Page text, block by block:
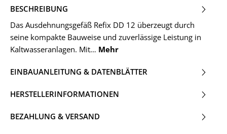
BESCHREIBUNG
Das Ausdehnungsgefäß Refix DD 12 überzeugt durch
seine kompakte Bauweise und zuverlässige Leistung in
Kaltwasseranlagen. Mit… Mehr
EINBAUANLEITUNG & DATENBLÄTTER
HERSTELLERINFORMATIONEN
BEZAHLUNG & VERSAND